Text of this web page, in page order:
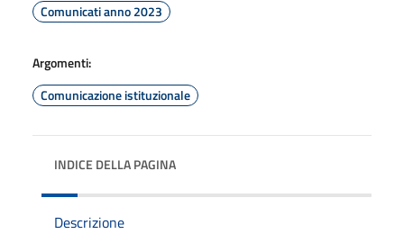
Comunicati anno 2023
Argomenti:
Comunicazione istituzionale
INDICE DELLA PAGINA
Descrizione